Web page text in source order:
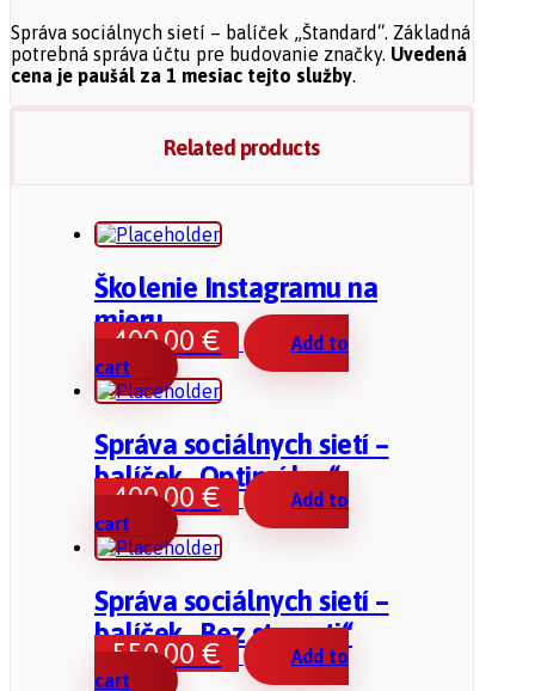
Správa sociálnych sietí – balíček „Štandard“. Základná
potrebná správa účtu pre budovanie značky. Uvedená
cena je paušál za 1 mesiac tejto služby.
Related products
Školenie Instagramu na
mieru
400,00 €
Add to
cart
Správa sociálnych sietí –
balíček „Optimálne“
400,00 €
Add to
cart
Správa sociálnych sietí –
balíček „Bez starosti“
550,00 €
Add to
cart